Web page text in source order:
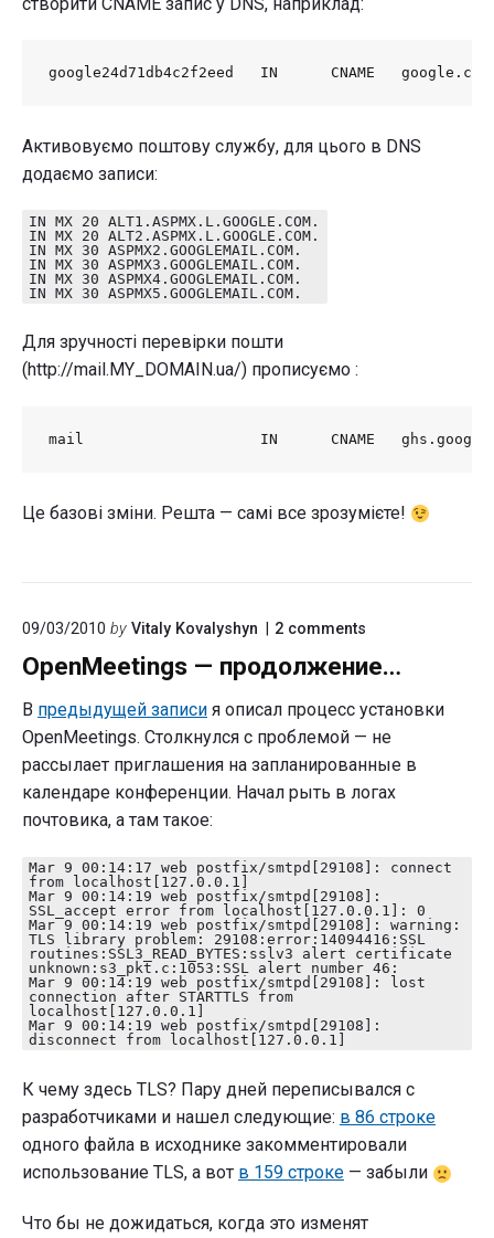
google24d71db4c2f2eed   IN      CNAME
Активовуємо поштову службу, для цього в DNS
додаємо записи:
IN MX 20 ALT1.ASPMX.L.GOOGLE.COM.
IN MX 20 ALT2.ASPMX.L.GOOGLE.COM.
IN MX 30 ASPMX2.GOOGLEMAIL.COM.
IN MX 30 ASPMX3.GOOGLEMAIL.COM.
IN MX 30 ASPMX4.GOOGLEMAIL.COM.
IN MX 30 ASPMX5.GOOGLEMAIL.COM.
Для зручності перевірки пошти
(http://mail.MY_DOMAIN.ua/) прописуємо :
mail                    IN      CNAME
Це базові зміни. Решта — самі все зрозумієте!
09/03/2010 by Vitaly Kovalyshyn 2 comments
—
OpenMeetings — продолжение…
В предыдущей записи я описал процесс установки
OpenMeetings. Столкнулся с проблемой — не
рассылает приглашения на запланированные в
календаре конференции. Начал рыть в логах
почтовика, a там такое:
Mar 9 00:14:17 web postfix/smtpd[29108]: connect
from localhost[127.0.0.1]
Mar 9 00:14:19 web postfix/smtpd[29108]:
SSL_accept error from localhost[127.0.0.1]: 0
Mar 9 00:14:19 web postfix/smtpd[29108]: warning:
TLS library problem: 29108:error:14094416:SSL
routines:SSL3_READ_BYTES:sslv3 alert certificate
unknown:s3_pkt.c:1053:SSL alert number 46:
Mar 9 00:14:19 web postfix/smtpd[29108]: lost
connection after STARTTLS from
localhost[127.0.0.1]
Mar 9 00:14:19 web postfix/smtpd[29108]:
disconnect from localhost[127.0.0.1]
К чему здесь TLS? Пару дней переписывался с
разработчиками и нашел следующие: в 86 строке
одного файла в исходнике закомментировали
использование TLS, а вот в 159 строке — забыли
Что бы не дожидаться, когда это изменят